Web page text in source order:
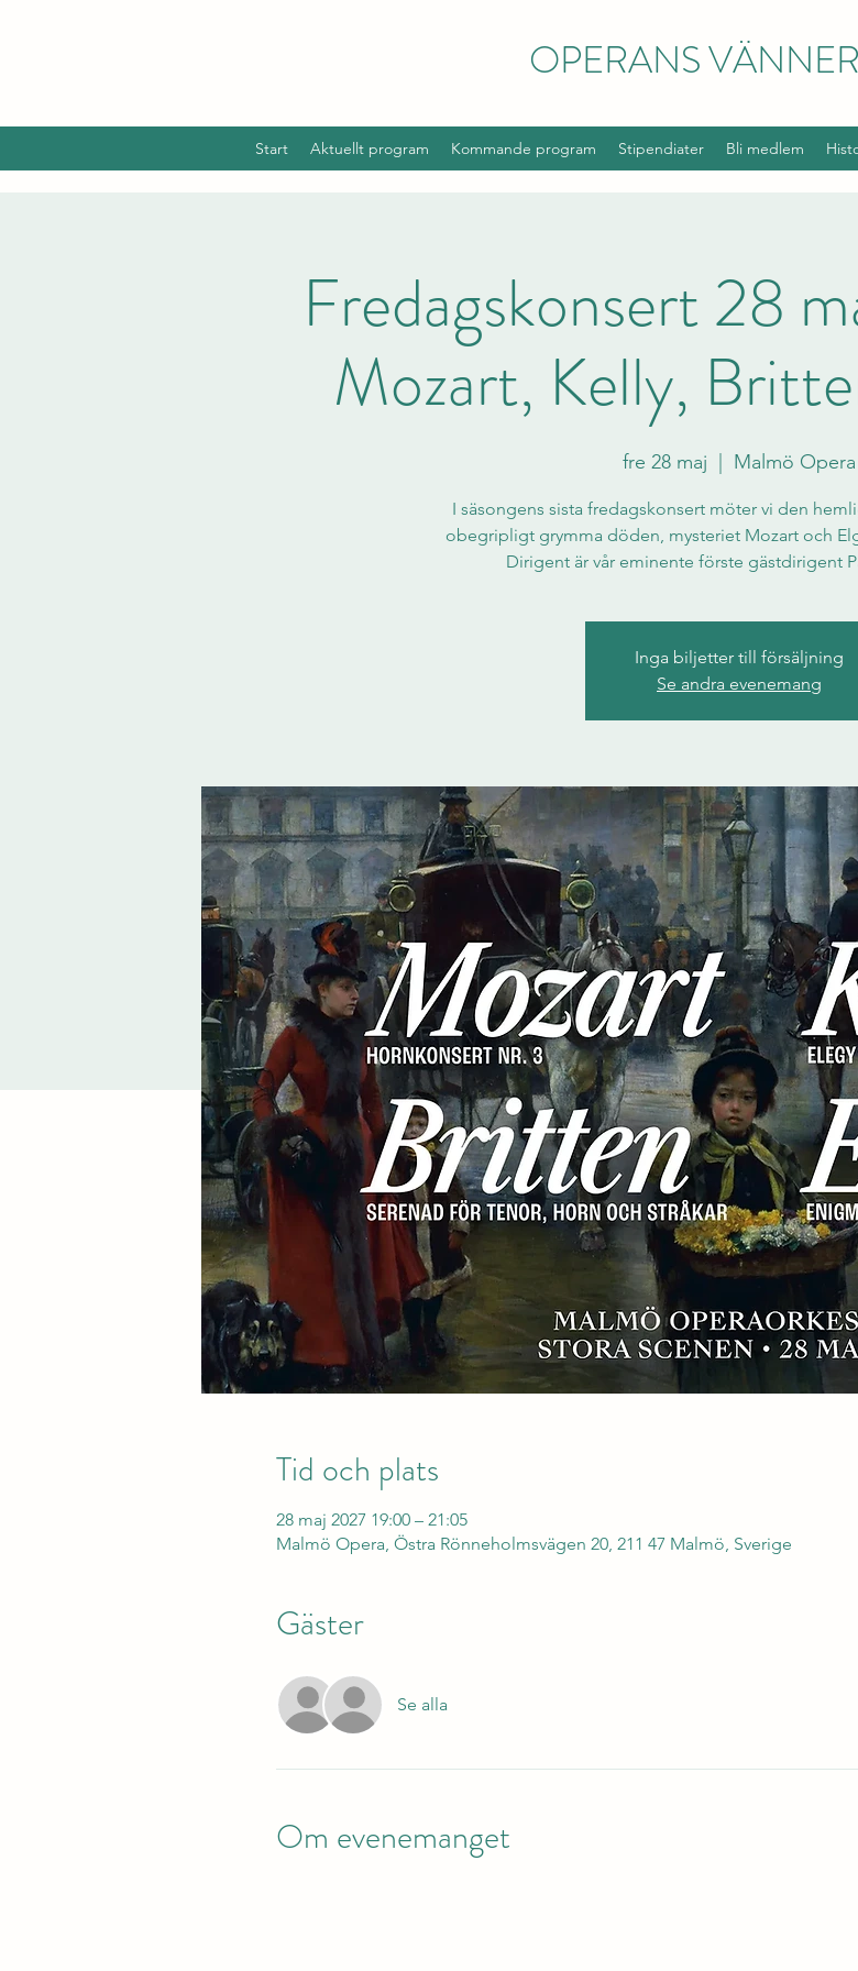
OPERANS
Start Aktuellt program Kommande program Stipendiater Bli medlem
Fredagskonsert 28
Mozart, Kelly,
fre 28 maj
  |
Malmö Opera
I säsongens sista fredagskonsert möter vi den
obegripligt grymma döden, mysteriet Mozart och
Dirigent är vår eminente förste gästdirigent
Inga biljetter till försäljning
Se andra evenemang
Tid och plats
28 maj 2027 19:00 – 21:05
Malmö Opera, Östra Rönneholmsvägen 20, 211 47 Malmö, Sverige
Gäster
Se alla
Om evenemanget